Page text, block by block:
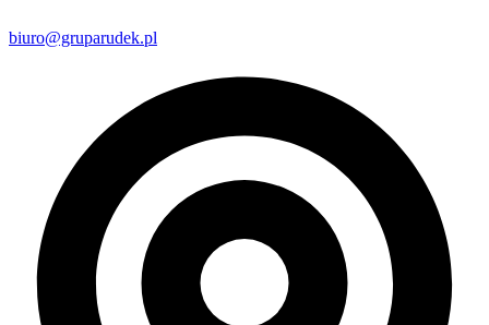
biuro@gruparudek.pl